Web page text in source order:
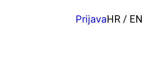
PrijavaHR / EN